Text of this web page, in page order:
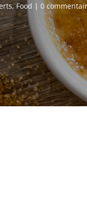
,Food | 0